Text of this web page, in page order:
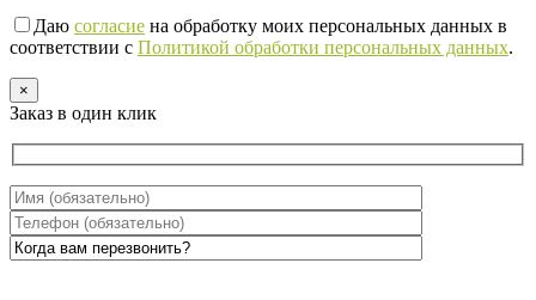
Даю согласие на обработку моих персональных данных в
соответствии с Политикой обработки персональных данных.
×
Заказ в один клик